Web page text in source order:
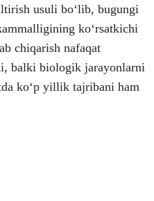
usuli boʻlib, bugungi
koʻrsatkichi
chiqarish nafaqat
balki biologik jarayonlarni
koʻp yillik tajribani ham